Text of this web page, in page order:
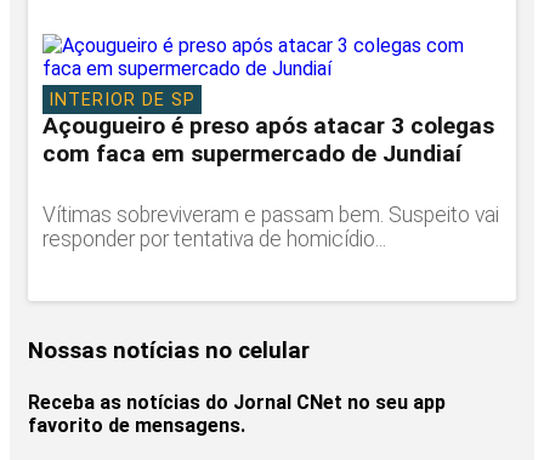
INTERIOR DE SP
Açougueiro é preso após atacar 3 colegas
com faca em supermercado de Jundiaí
Vítimas sobreviveram e passam bem. Suspeito vai
responder por tentativa de homicídio...
Nossas notícias no celular
Receba as notícias do Jornal CNet no seu app
favorito de mensagens.